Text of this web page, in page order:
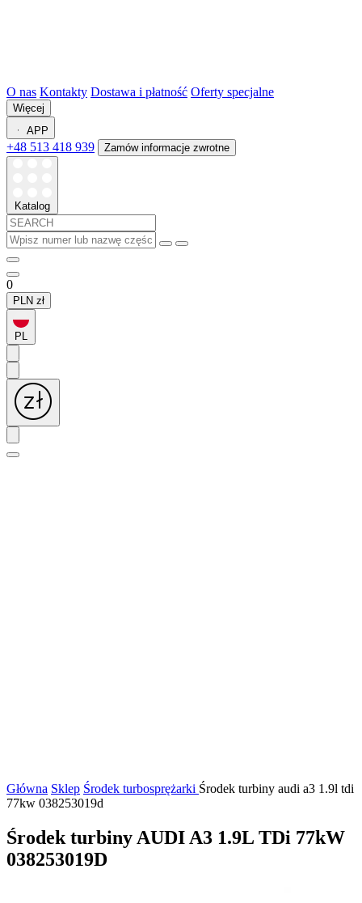
O nas Kontakty Dostawa i płatność Oferty specjalne
Więcej
APP
+48 513 418 939 Zamów informacje zwrotne
Katalog
0
PLN zł
PL
Główna Sklep Środek turbosprężarki Środek turbiny audi a3 1.9l tdi
77kw 038253019d
Środek turbiny AUDI A3 1.9L TDi 77kW
038253019D